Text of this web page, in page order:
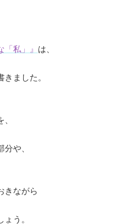
「私」』は、
ました。
や、
きながら
う。